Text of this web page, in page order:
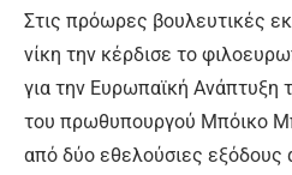
Στις πρόωρες βουλευτικές
νίκη την κέρδισε το
για την Ευρωπαϊκή Ανάπτυξη
του πρωθυπουργού Μπόικο
από δύο εθελούσιες εξόδους